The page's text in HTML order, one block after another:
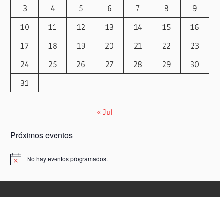
3
4 5 6 7 8
9
10
11 12 13 14 15
16
17
18 19 20 21 22
23
24
25 26 27 28 29
30
31
« Jul
Próximos eventos
Aviso No hay eventos programados.